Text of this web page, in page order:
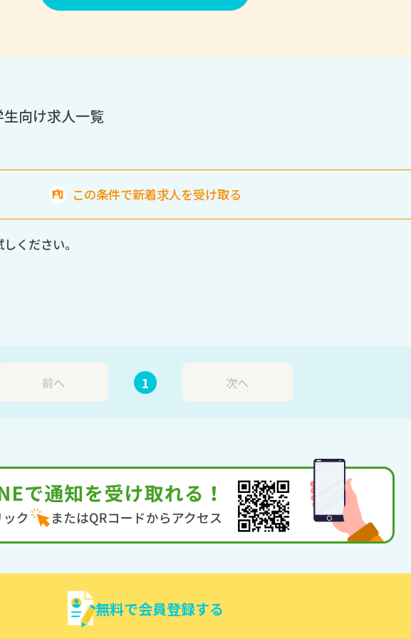
向け求人一覧
この条件で新着求人を受け取る
ください。
前へ 1 次へ
無料で会員登録する